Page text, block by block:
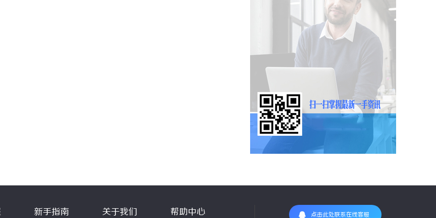
新手指南 关于我们 帮助中心 点击此处联系在线客服